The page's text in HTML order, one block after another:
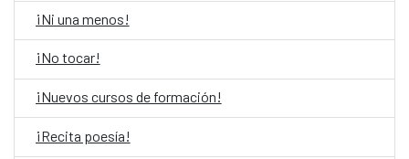
¡Ni una menos!
¡No tocar!
¡Nuevos cursos de formación!
¡Recita poesía!